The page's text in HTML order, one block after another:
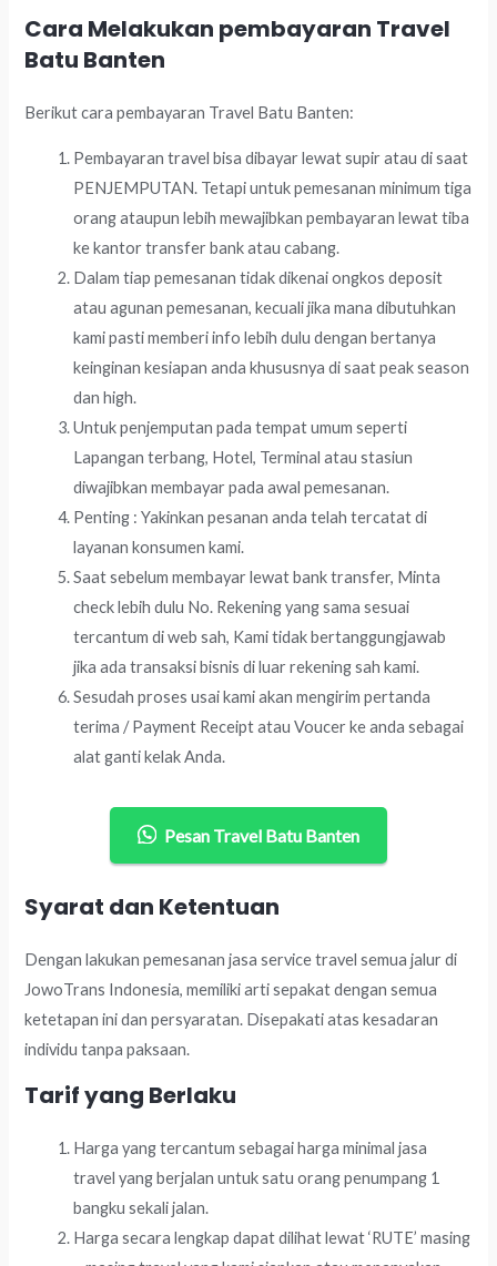
Cara Melakukan pembayaran Travel
Batu Banten
Berikut cara pembayaran Travel Batu Banten:
Pembayaran travel bisa dibayar lewat supir atau di saat
PENJEMPUTAN. Tetapi untuk pemesanan minimum tiga
orang ataupun lebih mewajibkan pembayaran lewat tiba
ke kantor transfer bank atau cabang.
Dalam tiap pemesanan tidak dikenai ongkos deposit
atau agunan pemesanan, kecuali jika mana dibutuhkan
kami pasti memberi info lebih dulu dengan bertanya
keinginan kesiapan anda khususnya di saat peak season
dan high.
Untuk penjemputan pada tempat umum seperti
Lapangan terbang, Hotel, Terminal atau stasiun
diwajibkan membayar pada awal pemesanan.
Penting : Yakinkan pesanan anda telah tercatat di
layanan konsumen kami.
Saat sebelum membayar lewat bank transfer, Minta
check lebih dulu No. Rekening yang sama sesuai
tercantum di web sah, Kami tidak bertanggungjawab
jika ada transaksi bisnis di luar rekening sah kami.
Sesudah proses usai kami akan mengirim pertanda
terima / Payment Receipt atau Voucer ke anda sebagai
alat ganti kelak Anda.
Pesan Travel Batu Banten
Syarat dan Ketentuan
Dengan lakukan pemesanan jasa service travel semua jalur di
JowoTrans Indonesia, memiliki arti sepakat dengan semua
ketetapan ini dan persyaratan. Disepakati atas kesadaran
individu tanpa paksaan.
Tarif yang Berlaku
Harga yang tercantum sebagai harga minimal jasa
travel yang berjalan untuk satu orang penumpang 1
bangku sekali jalan.
Harga secara lengkap dapat dilihat lewat ‘RUTE’ masing